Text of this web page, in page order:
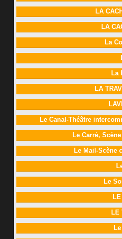
LA
LA
La
La
LA
Le Canal-Théâtre
Le Carré,
Le Mail-Scène
Le
LE